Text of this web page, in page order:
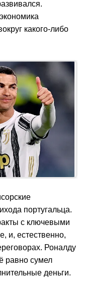
какого-либо
португальца.
с ключевыми
и, естественно,
Роналду
равно сумел
деньги.